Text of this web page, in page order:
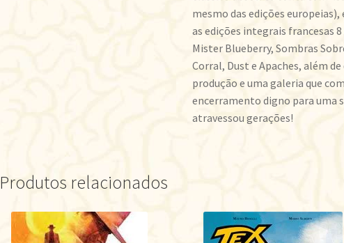
mesmo das edições
as edições integrais francesas
Mister Blueberry, Sombras
Corral, Dust e Apaches, além
produção e uma galeria que
encerramento digno para uma
atravessou gerações!
Produtos relacionados